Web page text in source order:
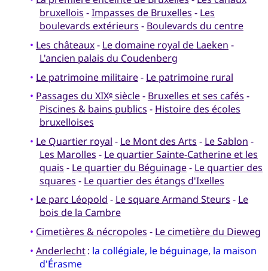
bruxellois -Impasses de Bruxelles - Les
boulevards extérieurs - Boulevards du centre
• Les châteaux- Le domaine royal de Laeken -
L'ancien palais du Coudenberg
• Le patrimoine militaire- Le patrimoine rural
• Passages du XIXesiècle- Bruxelles et ses cafés -
Piscines & bains publics - Histoire des écoles
bruxelloises
• Le Quartier royal - Le Mont des Arts - Le Sablon -
Les Marolles - Le quartier Sainte-Catherine et les
quais - Le quartier du Béguinage- Le quartier des
squares - Le quartier des étangs d'Ixelles
• Le parc Léopold - Le square Armand Steurs - Le
bois de la Cambre
• Cimetières & nécropoles - Le cimetière du Dieweg
• Anderlecht: la collégiale, le béguinage, la maison
d'Érasme